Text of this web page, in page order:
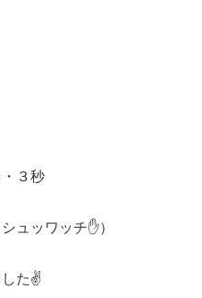
３秒
シュッワッチ✋）
した✌